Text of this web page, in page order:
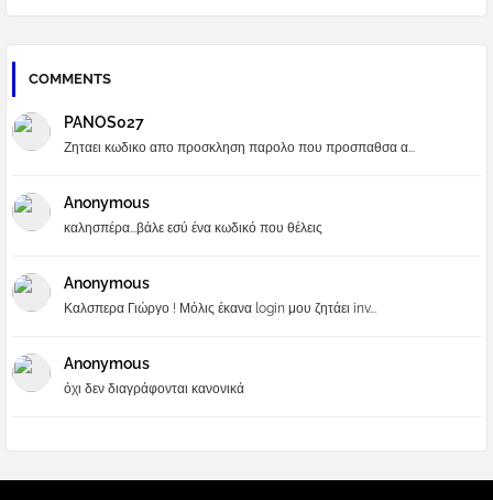
COMMENTS
PANOS027
Ζηταει κωδικο απο προσκληση παρολο που προσπαθσα α...
Anonymous
καλησπέρα...βάλε εσύ ένα κωδικό που θέλεις
Anonymous
Καλσπερα Γιώργο ! Μόλις έκανα login μου ζητάει inv...
Anonymous
όχι δεν διαγράφονται κανονικά